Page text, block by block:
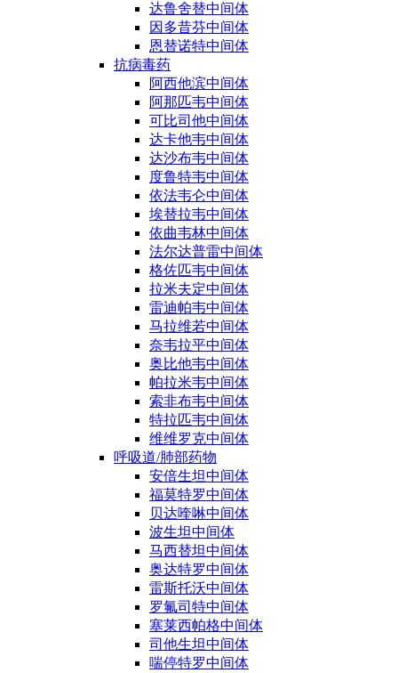
达鲁舍替中间体
因多昔芬中间体
恩替诺特中间体
抗病毒药
阿西他滨中间体
阿那匹韦中间体
可比司他中间体
达卡他韦中间体
达沙布韦中间体
度鲁特韦中间体
依法韦仑中间体
埃替拉韦中间体
依曲韦林中间体
法尔达普雷中间体
格佐匹韦中间体
拉米夫定中间体
雷迪帕韦中间体
马拉维若中间体
奈韦拉平中间体
奥比他韦中间体
帕拉米韦中间体
索非布韦中间体
特拉匹韦中间体
维维罗克中间体
呼吸道/肺部药物
安倍生坦中间体
福莫特罗中间体
贝达喹啉中间体
波生坦中间体
马西替坦中间体
奥达特罗中间体
雷斯托沃中间体
罗氟司特中间体
塞莱西帕格中间体
司他生坦中间体
喘停特罗中间体